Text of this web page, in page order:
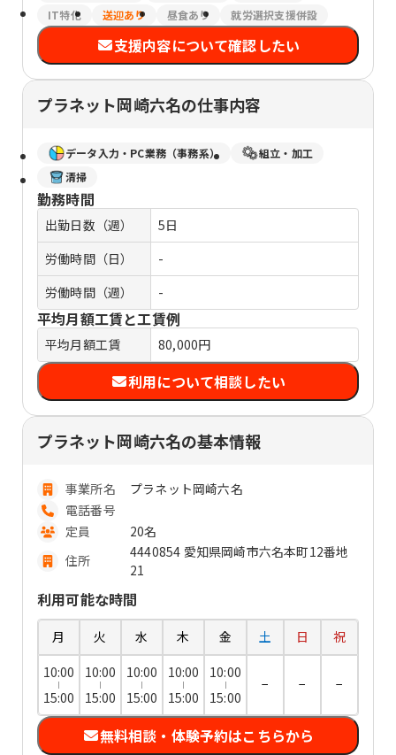
IT特化
送迎あり 昼食あり 就労選択支援併設
支援内容について確認したい
プラネット岡崎六名の仕事内容
データ入力・PC業務（事務系）
組立・加工
清掃
勤務時間
出勤日数（週）
5日
労働時間（日）
-
労働時間（週）
-
平均月額工賃と工賃例
平均月額工賃 80,000円
利用について相談したい
プラネット岡崎六名の基本情報
事業所名
プラネット岡崎六名
電話番号
定員
20名
住所
4440854 愛知県岡崎市六名本町12番地
21
利用可能な時間
月 火 水 木 金 土 日
祝
10:00
15:00
10:00
15:00
10:00
15:00
10:00
15:00
10:00
15:00
− − −
無料相談・体験予約はこちらから